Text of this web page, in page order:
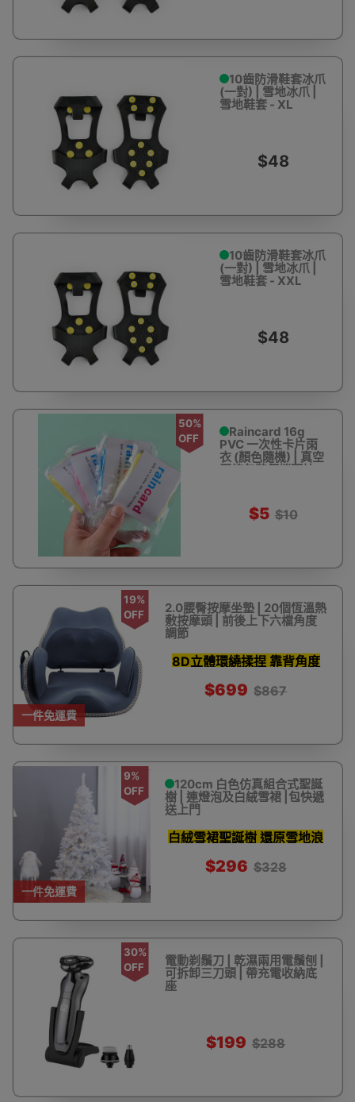
10齒防滑鞋套冰爪
(一對) | 雪地冰爪 |
雪地鞋套 - XL
$48
10齒防滑鞋套冰爪
(一對) | 雪地冰爪 |
雪地鞋套 - XXL
$48
50%
OFF
Raincard 16g
PVC 一次性卡片雨
衣 (顏色隨機) | 真空
壓縮包裝便攜雨披
$5 $10
一件免運費
19%
OFF
2.0腰臀按摩坐墊 | 20個恆溫熱
敷按摩頭 | 前後上下六檔角度
調節
8D立體環繞揉捏 靠背角度
$699 $867
一件免運費
9%
OFF
120cm 白色仿真組合式聖誕
樹 | 連燈泡及白絨雪裙 |包快遞
送上門
白絨雪裙聖誕樹 還原雪地浪
$296 $328
30%
OFF
電動剃鬚刀 | 乾濕兩用電鬚刨 |
可拆卸三刀頭 | 帶充電收納底
座
$199 $288